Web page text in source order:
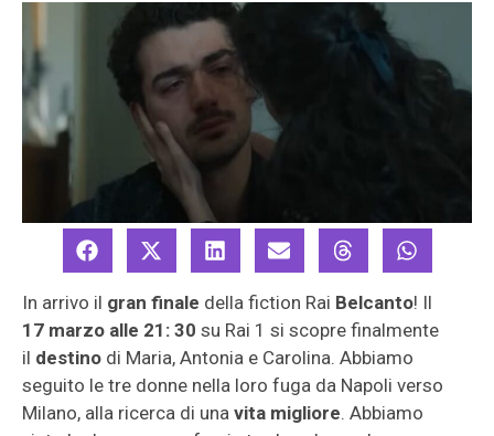
In arrivo il gran finale della fiction Rai Belcanto! Il
17 marzo alle 21: 30 su Rai 1 si scopre finalmente
il destino di Maria, Antonia e Carolina. Abbiamo
seguito le tre donne nella loro fuga da Napoli verso
Milano, alla ricerca di una vita migliore. Abbiamo